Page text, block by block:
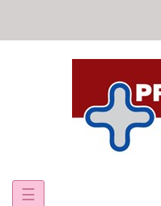
Toggle
☰